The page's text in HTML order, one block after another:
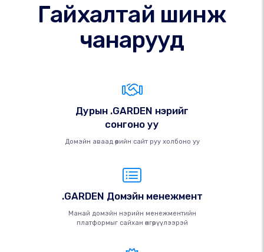
Гайхалтай шинж
чанарууд
Дурын .GARDEN нэрийг
сонгоно уу
Домэйн аваад өөрийн сайт руу холбоно уу
.GARDEN Домэйн менежмент
Манай домэйн нэрийн менежментийн
платформыг сайхан өнгөрүүлээрэй